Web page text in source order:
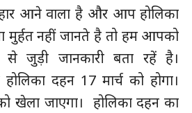
आने वाला है और आप होलिका
मुर्हत नहीं जानते है तो हम आपको
से जुड़ी जानकारी बता रहें है।
दहन 17 मार्च को होगा।
खेला जाएगा। होलिका दहन का